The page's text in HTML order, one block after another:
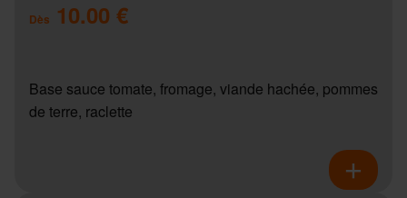
Dès 10.00 €
Base sauce tomate, fromage, viande hachée, pommes
de terre, raclette